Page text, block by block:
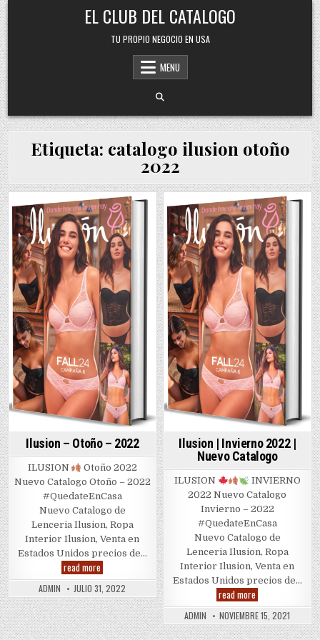
Skip
to
content
EL CLUB DEL CATALOGO
TU PROPIO NEGOCIO EN USA
MENU
Etiqueta: catalogo ilusion otoño
2022
Posted
in
Ilusion – Otoño – 2022
ILUSION
Otoño 2022
Nuevo Catalogo Otoño – 2022
#QuedateEnCasa
Nuevo Catalogo de
Lenceria Ilusion, Ropa
Interior Ilusion, Venta en
Estados Unidos precios de…
read more
–
Otoño
–
2022
ADMIN JULIO 31, 2022
Posted
in
Ilusion | Invierno 2022 |
Nuevo Catalogo
ILUSION
INVIERNO
2022 Nuevo Catalogo
Invierno – 2022
#QuedateEnCasa
Nuevo Catalogo de
Lenceria Ilusion, Ropa
Interior Ilusion, Venta en
Estados Unidos precios de…
read more
|
Invierno
2022
|
ADMIN NOVIEMBRE 15, 2021